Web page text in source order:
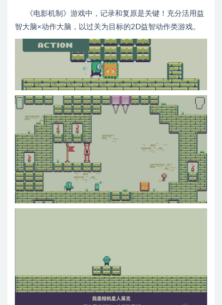
《电影机制》游戏中，记录和复原是关键！充分活用益
智大脑×动作大脑，以过关为目标的2D益智动作类游戏。